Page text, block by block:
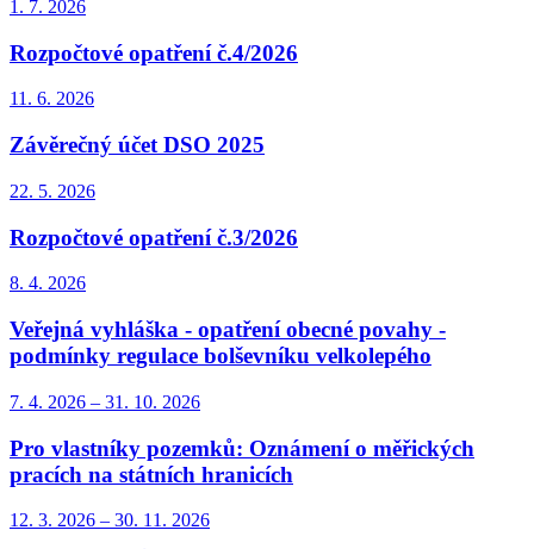
1. 7. 2026
Rozpočtové opatření č.4/2026
11. 6. 2026
Závěrečný účet DSO 2025
22. 5. 2026
Rozpočtové opatření č.3/2026
8. 4. 2026
Veřejná vyhláška - opatření obecné povahy -
podmínky regulace bolševníku velkolepého
7. 4. 2026 – 31. 10. 2026
Pro vlastníky pozemků: Oznámení o měřických
pracích na státních hranicích
12. 3. 2026 – 30. 11. 2026